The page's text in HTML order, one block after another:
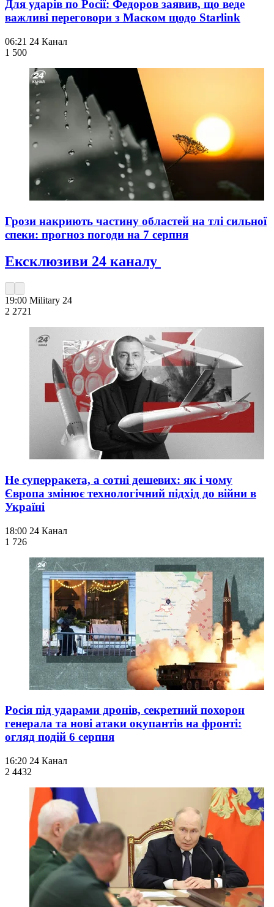
Для ударів по Росії: Федоров заявив, що веде
важливі переговори з Маском щодо Starlink
06:21 24 Канал
1 500
Грози накриють частину областей на тлі сильної
спеки: прогноз погоди на 7 серпня
Ексклюзиви 24 каналу
19:00 Military 24
2 2721
Не суперракета, а сотні дешевих: як і чому
Європа змінює технологічний підхід до війни в
Україні
18:00 24 Канал
1 726
Росія під ударами дронів, секретний похорон
генерала та нові атаки окупантів на фронті:
огляд подій 6 серпня
16:20 24 Канал
2 4432